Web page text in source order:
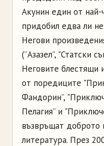
Акунин един от най-
придобил едва ли
Негови
(”Азазел”, "Статски
Неговите блестящи
от поредиците
Фандорин”,
Пелагия” и
възвръщат доброто
литература. През